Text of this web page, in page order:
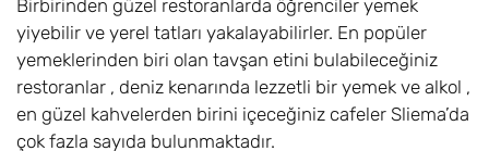
Birbirinden güzel restoranlarda öğrenciler yemek
yiyebilir ve yerel tatları yakalayabilirler. En popüler
yemeklerinden biri olan tavşan etini bulabileceğiniz
restoranlar , deniz kenarında lezzetli bir yemek ve alkol ,
en güzel kahvelerden birini içeceğiniz cafeler Sliema’da
çok fazla sayıda bulunmaktadır.